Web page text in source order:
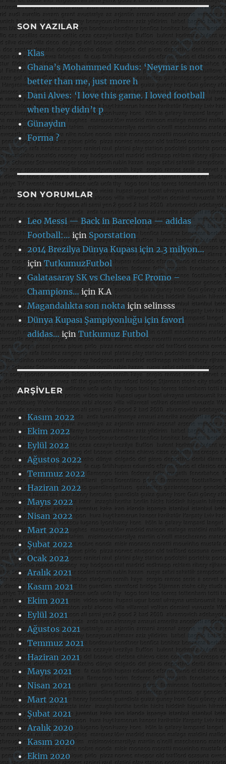
SON YAZILAR
Klas
Ghana’s Mohammed Kudus: ‘Neymar is not
better than me, just more h
Dani Alves: ‘I love this game. I loved football
when they didn’t p
Günaydın
Forma ?
SON YORUMLAR
Leo Messi — Back in Barcelona — adidas
Football:…için Sporstation
2014 Brezilya Dünya Kupası için 2.3 milyon…
içinTutkumuzFutbol
Galatasaray SK vs Chelsea FC Promo –
Champions…içinK.A
Magandalıkta son nokta içinselinsss
Dünya Kupası Şampiyonluğu için favori
adidas…içinTutkumuz Futbol
ARŞIVLER
Kasım 2022
Ekim 2022
Eylül 2022
Ağustos 2022
Temmuz 2022
Haziran 2022
Mayıs 2022
Nisan 2022
Mart 2022
Şubat 2022
Ocak 2022
Aralık 2021
Kasım 2021
Ekim 2021
Eylül 2021
Ağustos 2021
Temmuz 2021
Haziran 2021
Mayıs 2021
Nisan 2021
Mart 2021
Şubat 2021
Aralık 2020
Kasım 2020
Ekim 2020